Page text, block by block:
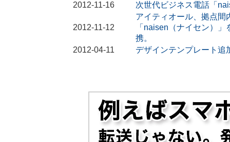
2012-11-16
次世代ビジネス電話「
2012-11-12
アイティオール、拠点間
「naisen（ナイセン）
携。
2012-04-11
デザインテンプレート追